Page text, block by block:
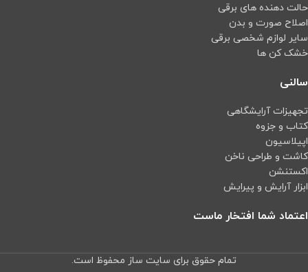
حالت دهنده های برقی
اصلاح صورت و بدن
سایر لوازم شخصی برقی
خشک کن ها
سالنی
تجهیزات آرایشگاهی
کتاب و جزوه
اپیلاسیون
کاشت و طراحی ناخن
اکستنشن
ابزار آرایش و پیرایش
اعتماد شما افتخار ماست
تمام حقوق برای سایت ساز محفوظ است.